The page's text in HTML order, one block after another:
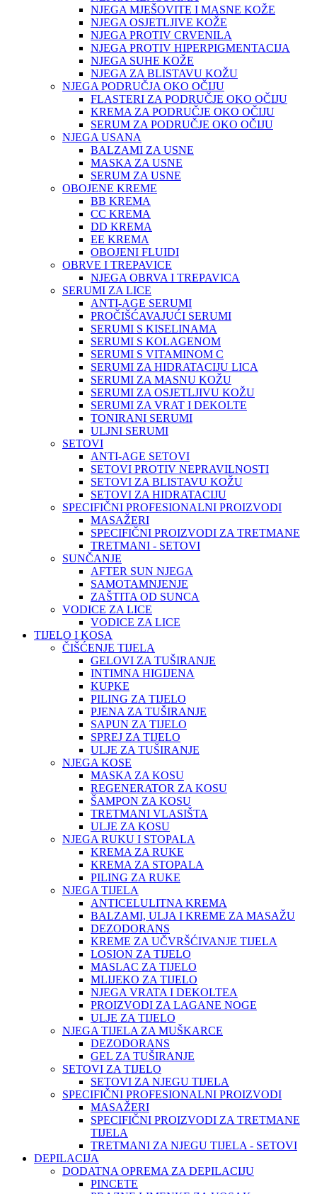
NJEGA MJEŠOVITE I MASNE KOŽE
NJEGA OSJETLJIVE KOŽE
NJEGA PROTIV CRVENILA
NJEGA PROTIV HIPERPIGMENTACIJA
NJEGA SUHE KOŽE
NJEGA ZA BLISTAVU KOŽU
NJEGA PODRUČJA OKO OČIJU
FLASTERI ZA PODRUČJE OKO OČIJU
KREMA ZA PODRUČJE OKO OČIJU
SERUM ZA PODRUČJE OKO OČIJU
NJEGA USANA
BALZAMI ZA USNE
MASKA ZA USNE
SERUM ZA USNE
OBOJENE KREME
BB KREMA
CC KREMA
DD KREMA
EE KREMA
OBOJENI FLUIDI
OBRVE I TREPAVICE
NJEGA OBRVA I TREPAVICA
SERUMI ZA LICE
ANTI-AGE SERUMI
PROČIŠĆAVAJUĆI SERUMI
SERUMI S KISELINAMA
SERUMI S KOLAGENOM
SERUMI S VITAMINOM C
SERUMI ZA HIDRATACIJU LICA
SERUMI ZA MASNU KOŽU
SERUMI ZA OSJETLJIVU KOŽU
SERUMI ZA VRAT I DEKOLTE
TONIRANI SERUMI
ULJNI SERUMI
SETOVI
ANTI-AGE SETOVI
SETOVI PROTIV NEPRAVILNOSTI
SETOVI ZA BLISTAVU KOŽU
SETOVI ZA HIDRATACIJU
SPECIFIČNI PROFESIONALNI PROIZVODI
MASAŽERI
SPECIFIČNI PROIZVODI ZA TRETMANE
TRETMANI - SETOVI
SUNČANJE
AFTER SUN NJEGA
SAMOTAMNJENJE
ZAŠTITA OD SUNCA
VODICE ZA LICE
VODICE ZA LICE
TIJELO I KOSA
ČIŠĆENJE TIJELA
GELOVI ZA TUŠIRANJE
INTIMNA HIGIJENA
KUPKE
PILING ZA TIJELO
PJENA ZA TUŠIRANJE
SAPUN ZA TIJELO
SPREJ ZA TIJELO
ULJE ZA TUŠIRANJE
NJEGA KOSE
MASKA ZA KOSU
REGENERATOR ZA KOSU
ŠAMPON ZA KOSU
TRETMANI VLASIŠTA
ULJE ZA KOSU
NJEGA RUKU I STOPALA
KREMA ZA RUKE
KREMA ZA STOPALA
PILING ZA RUKE
NJEGA TIJELA
ANTICELULITNA KREMA
BALZAMI, ULJA I KREME ZA MASAŽU
DEZODORANS
KREME ZA UČVRŠĆIVANJE TIJELA
LOSION ZA TIJELO
MASLAC ZA TIJELO
MLIJEKO ZA TIJELO
NJEGA VRATA I DEKOLTEA
PROIZVODI ZA LAGANE NOGE
ULJE ZA TIJELO
NJEGA TIJELA ZA MUŠKARCE
DEZODORANS
GEL ZA TUŠIRANJE
SETOVI ZA TIJELO
SETOVI ZA NJEGU TIJELA
SPECIFIČNI PROFESIONALNI PROIZVODI
MASAŽERI
SPECIFIČNI PROIZVODI ZA TRETMANE
TIJELA
TRETMANI ZA NJEGU TIJELA - SETOVI
DEPILACIJA
DODATNA OPREMA ZA DEPILACIJU
PINCETE